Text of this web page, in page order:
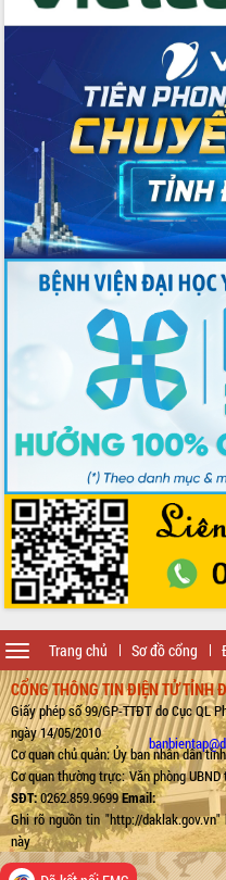
Trang chủ Sơ đồ cổng
Toggle
navigation
CỔNG THÔNG TIN ĐIỆN TỬ TỈNH
Giấy phép số 99/GP-TTĐT do Cục QL
ngày 14/05/2010
Cơ quan chủ quản: Ủy ban nhân dân
Cơ quan thường trực: Văn phòng
SĐT:0262.859.9699Email:
Ghi rõ nguồn tin "http://
này